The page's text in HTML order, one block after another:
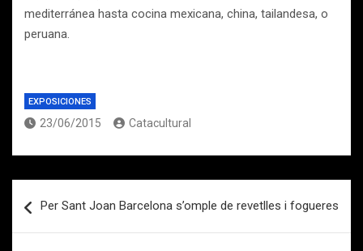
mediterránea hasta cocina mexicana, china, tailandesa, o
peruana.
EXPOSICIONES
23/06/2015 Catacultural
de
Per Sant Joan Barcelona s’omple de revetlles i fogueres